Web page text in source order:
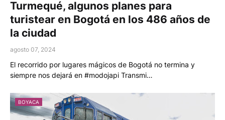
Turmequé, algunos planes para
turistear en Bogotá en los 486 años de
la ciudad
agosto 07, 2024
El recorrido por lugares mágicos de Bogotá no termina y
siempre nos dejará en #modojapi Transmi…
BOYACA